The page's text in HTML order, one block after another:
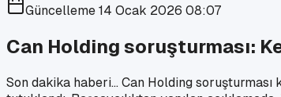
Güncelleme14 Ocak 2026 08:07
Can Holding soruşturması:
Son dakika haberi... Can Holding soruşturması